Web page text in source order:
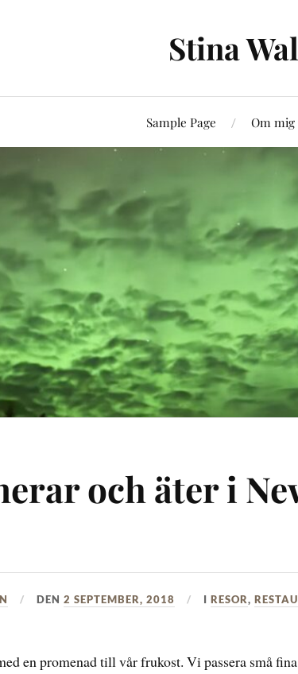
Stina
Sample Page Om mig
och äter i
DEN2 SEPTEMBER, 2018 IRESOR,
en promenad till vår frukost. Vi passera små